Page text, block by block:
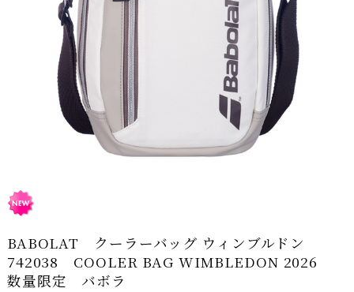
BABOLAT クーラーバッグ ウィンブルドン
742038 COOLER BAG WIMBLEDON 2026
数量限定 バボラ